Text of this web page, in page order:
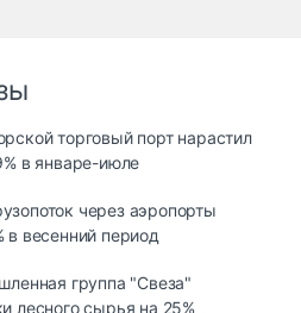
торговый порт нарастил
в январе-июле
через аэропорты
в весенний период
группа "Свеза"
лесного сырья на 25%